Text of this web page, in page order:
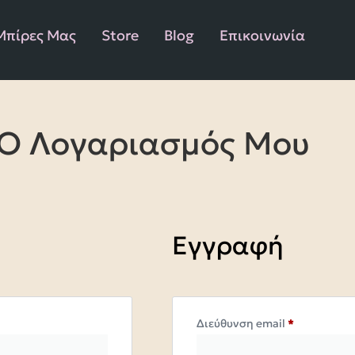
Μας Store Blog Επικοινωνία
Λογαριασμός Μου
Εγγραφή
Διεύθυνση email*